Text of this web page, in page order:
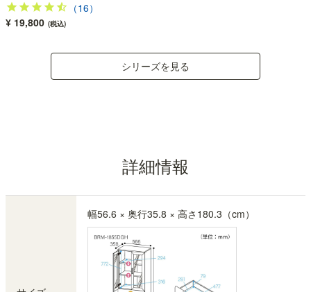
（16）
¥ 19,800 (税込)
シリーズを見る
詳細情報
幅56.6 × 奥行35.8 × 高さ180.3（cm）